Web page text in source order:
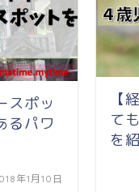
スポッ
るパワ
年1月10日
【
て
を